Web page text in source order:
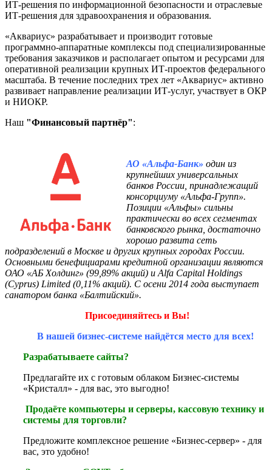
ИТ-решения по информационной безопасности и отраслевые
ИТ-решения для здравоохранения и образования.
«Аквариус» разрабатывает и производит готовые
программно-аппаратные комплексы под специализированные
требования заказчиков и располагает опытом и ресурсами для
оперативной реализации крупных ИТ-проектов федерального
масштаба. В течение последних трех лет «Аквариус» активно
развивает направление реализации ИТ-услуг, участвует в ОКР
и НИОКР.
Наш "Финансовый партнёр":
АО «Альфа-Банк» один из
крупнейших универсальных
банков России, принадлежащий
консорциуму «Альфа-Групп».
Позиции «Альфы» сильны
практически во всех сегментах
банковского рынка, достаточно
хорошо развита сеть
подразделений в Москве и других крупных городах России.
Основными бенефициарами кредитной организации являются
ОАО «АБ Холдинг» (99,89% акций) и Alfa Capital Holdings
(Cyprus) Limited (0,11% акций). С осени 2014 года выступает
санатором банка «Балтийский».
Присоединяйтесь и Вы!
В нашей бизнес-системе найдётся место для всех!
Разрабатываете сайты?
Предлагайте их с готовым облаком Бизнес-системы
«Кристалл» - для вас, это выгодно!
Продаёте компьютеры и серверы, кассовую технику и
системы для торговли?
Предложите комплексное решение «Бизнес-сервер» - для
вас, это удобно!